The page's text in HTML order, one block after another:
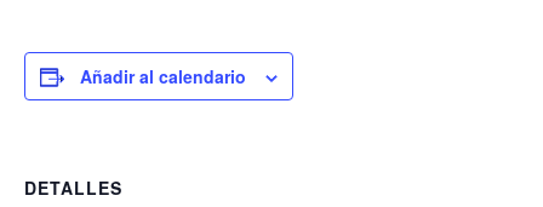
Añadir al calendario
DETALLES